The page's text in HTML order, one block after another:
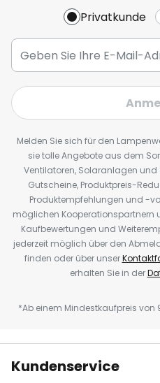
Privatkunde
Melden Sie sich für den
sie tolle Angebote aus dem
Ventilatoren, Solaranlagen und
Gutscheine, Produktpreis-
Produktempfehlungen und -
möglichen Kooperationspartnern
Kaufbewertungen und
jederzeit möglich über den
finden oder über unser
erhalten Sie in der
*Ab einem Mindestkaufpreis
Kundenservice